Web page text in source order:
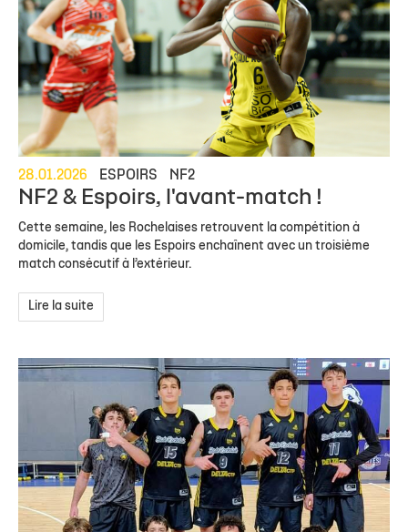
28.01.2026 ESPOIRS NF2
NF2 & Espoirs, l'avant-match !
Cette semaine, les Rochelaises retrouvent la compétition à
domicile, tandis que les Espoirs enchaînent avec un troisième
match consécutif à l’extérieur.
Lire la suite